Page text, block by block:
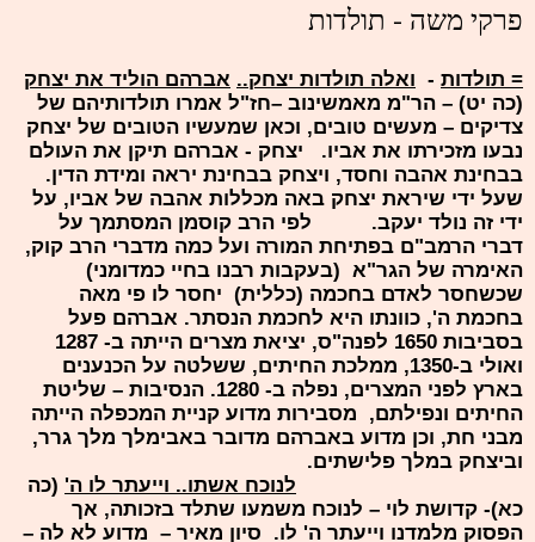
פרקי משה - תולדות
= תולדות - ואלה תולדות יצחק.. אברהם הוליד את יצחק
(כה יט) – הר"מ מאמשינוב –חז"ל אמרו תולדותיהם של
צדיקים – מעשים טובים, וכאן שמעשיו הטובים של יצחק
נבעו מזכירתו את אביו. יצחק - אברהם תיקן את העולם
בבחינת אהבה וחסד, ויצחק בבחינת יראה ומידת הדין.
שעל ידי שיראת יצחק באה מכללות אהבה של אביו, על
ידי זה נולד יעקב. לפי הרב קוסמן המסתמך על
דברי הרמב"ם בפתיחת המורה ועל כמה מדברי הרב קוק,
האימרה של הגר"א (בעקבות רבנו בחיי כמדומני)
שכשחסר לאדם בחכמה (כללית) יחסר לו פי מאה
בחכמת ה', כוונתו היא לחכמת הנסתר. אברהם פעל
בסביבות 1650 לפנה"ס, יציאת מצרים הייתה ב- 1287
ואולי ב-1350, ממלכת החיתים, ששלטה על הכנענים
בארץ לפני המצרים, נפלה ב- 1280. הנסיבות – שליטת
החיתים ונפילתם, מסבירות מדוע קניית המכפלה הייתה
מבני חת, וכן מדוע באברהם מדובר באבימלך מלך גרר,
וביצחק במלך פלישתים.
לנוכח אשתו.. וייעתר לו ה' (כה
כא)- קדושת לוי – לנוכח משמעו שתלד בזכותה, אך
הפסוק מלמדנו וייעתר ה' לו. סיון מאיר – מדוע לא לה –